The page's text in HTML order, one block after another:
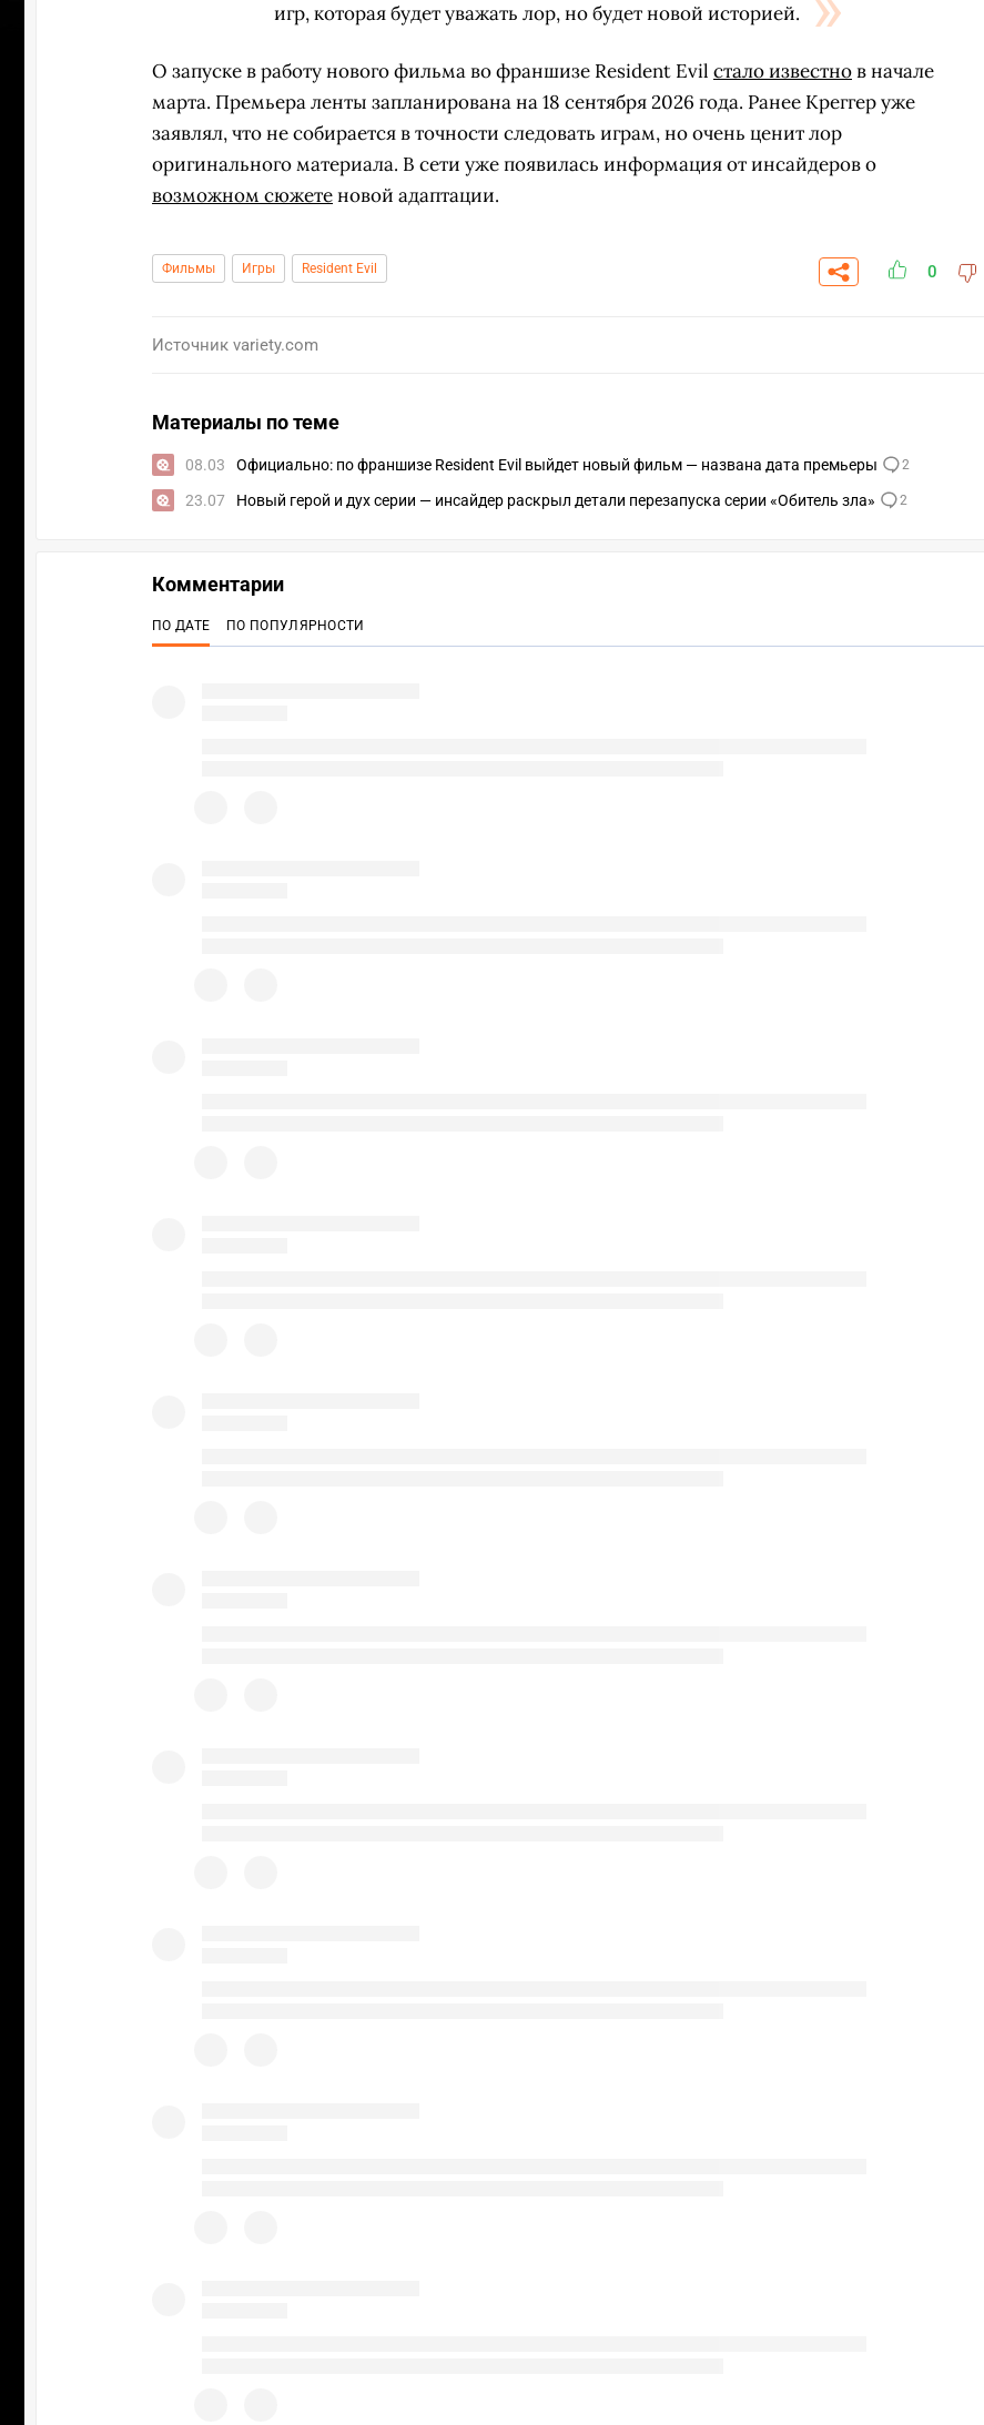
игр, которая будет уважать лор, но будет новой историей.
О запуске в работу нового фильма во франшизе Resident Evil стало известнов начале
марта. Премьера ленты запланирована на 18 сентября 2026 года. Ранее Креггер уже
заявлял, что не собирается в точности следовать играм, но очень ценит лор
оригинального материала. В сети уже появилась информация от инсайдеров о
возможном сюжетеновой адаптации.
Фильмы Игры Resident Evil 0
Источник variety.com
Материалы по теме
08.03 Официально: по франшизе Resident Evil выйдет новый фильм — названа дата премьеры 2
23.07 Новый герой и дух серии — инсайдер раскрыл детали перезапуска серии «Обитель зла» 2
Комментарии
ПО ДАТЕ ПО ПОПУЛЯРНОСТИ